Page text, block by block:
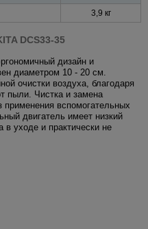
3,9 кг
DCS33-35
дизайн и
диаметром 10 - 20 см.
очистки воздуха, благодаря
пыли. Чистка и замена
применения вспомогательных
двигатель имеет низкий
в уходе и практически не